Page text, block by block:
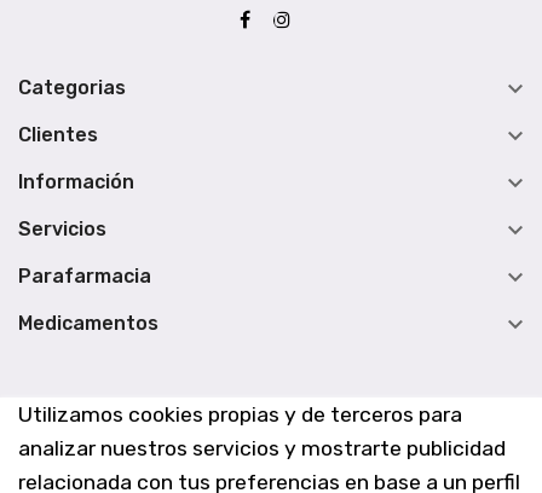
Utilizamos cookies propias y de terceros para
analizar nuestros servicios y mostrarte publicidad
relacionada con tus preferencias en base a un perfil
Categorias 
Clientes 
Información 
Servicios 
Parafarmacia 
Medicamentos 